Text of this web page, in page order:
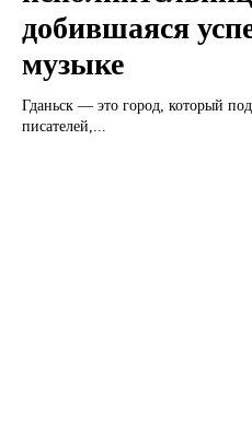
добившаяся
музыке
Гданьск — это город, который
писателей,...